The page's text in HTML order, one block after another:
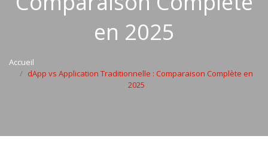
en 2025
Accueil
dApp vs Application Traditionnelle : Comparaison Complète en
2025